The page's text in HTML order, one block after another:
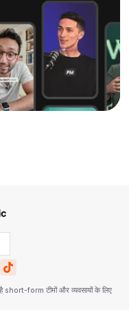
short-form टीमों और व्यवसायों के लिए